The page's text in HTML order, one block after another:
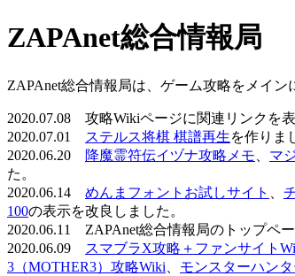
ZAPAnet総合情報局
ZAPAnet総合情報局は、ゲーム攻略をメイ
2020.07.08 攻略Wikiページに関連リンクを
2020.07.01
ステルス将棋 棋譜再生を作りま
2020.06.20
降魔霊符伝イヅナ攻略メモ マ
た。
2020.06.14 めんまフォントお試しサイト
100の表示を改良しました。
2020.06.11 ZAPAnet総合情報局のトップペ
2020.06.09
スマブラX攻略＋ファンサイト
3（MOTHER3）攻略Wiki
モンスターハン